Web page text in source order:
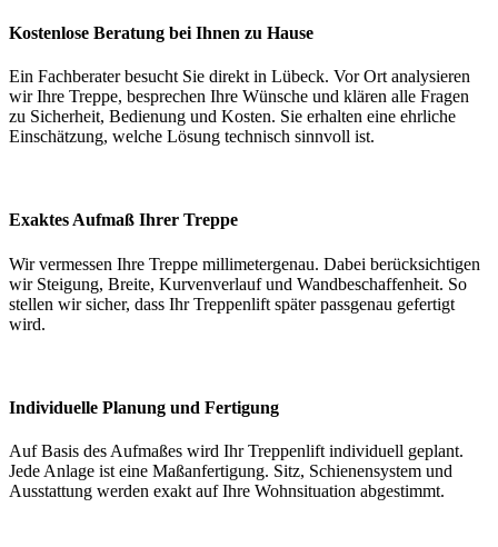
Kostenlose Beratung bei Ihnen zu Hause
Ein Fachberater besucht Sie direkt in Lübeck. Vor Ort analysieren
wir Ihre Treppe, besprechen Ihre Wünsche und klären alle Fragen
zu Sicherheit, Bedienung und Kosten. Sie erhalten eine ehrliche
Einschätzung, welche Lösung technisch sinnvoll ist.
Exaktes Aufmaß Ihrer Treppe
Wir vermessen Ihre Treppe millimetergenau. Dabei berücksichtigen
wir Steigung, Breite, Kurvenverlauf und Wandbeschaffenheit. So
stellen wir sicher, dass Ihr Treppenlift später passgenau gefertigt
wird.
Individuelle Planung und Fertigung
Auf Basis des Aufmaßes wird Ihr Treppenlift individuell geplant.
Jede Anlage ist eine Maßanfertigung. Sitz, Schienensystem und
Ausstattung werden exakt auf Ihre Wohnsituation abgestimmt.